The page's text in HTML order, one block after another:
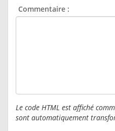
Commentaire :
Le code HTML est affiché
sont automatiquement